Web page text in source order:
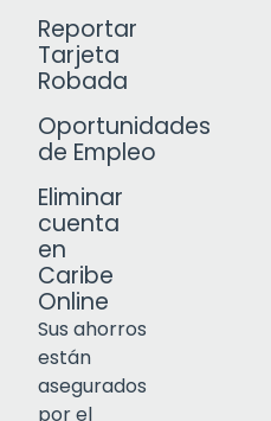
Reportar
Tarjeta
Robada
Oportunidades
de Empleo
Eliminar
cuenta
en
Caribe
Online
Sus ahorros
están
asegurados
por el